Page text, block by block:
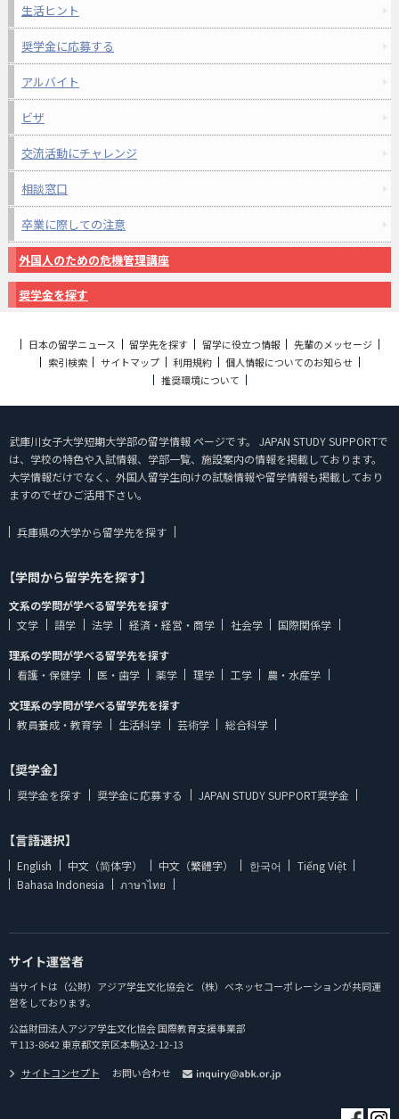
生活ヒント
奨学金に応募する
アルバイト
ビザ
交流活動にチャレンジ
相談窓口
卒業に際しての注意
外国人のための危機管理講座
奨学金を探す
日本の留学ニュース 留学先を探す 留学に役立つ情報
先輩のメッセージ
索引検索
サイトマップ 利用規約
個人情報についてのお知らせ
推奨環境について
武庫川女子大学短期大学部の留学情報 ページです。 JAPAN STUDY SUPPORTで
は、学校の特色や入試情報、学部一覧、施設案内の情報を掲載しております。
大学情報だけでなく、外国人留学生向けの試験情報や留学情報も掲載しており
ますのでぜひご活用下さい。
兵庫県の大学から留学先を探す
【学問から留学先を探す】
文系の学問が学べる留学先を探す
文学
語学 法学 経済・経営・商学 社会学
国際関係学
理系の学問が学べる留学先を探す
看護・保健学
医・歯学 薬学 理学 工学
農・水産学
文理系の学問が学べる留学先を探す
教員養成・教育学
生活科学 芸術学 総合科学
【奨学金】
奨学金を探す 奨学金に応募する JAPAN STUDY SUPPORT奨学金
【言語選択】
English 中文（简体字） 中文（繁體字） 한국어
Tiếng Việt
Bahasa Indonesia
ภาษาไทย
サイト運営者
当サイトは（公財）アジア学生文化協会と（株）ベネッセコーポレーションが共同運
営をしております。
公益財団法人アジア学生文化協会 国際教育支援事業部
〒113-8642 東京都文京区本駒込2-12-13
サイトコンセプト
お問い合わせ